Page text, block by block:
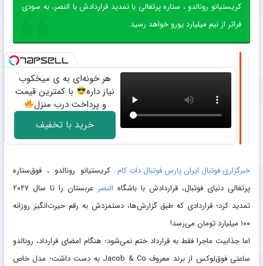
کریستیانو رونالدو ، ستاره پرتغالی با تمدید قراردادش با النصر، به سودی
فراتر از نیم میلیارد یورو خواهد رسید.
هر خونه‌ای به ی میخکوب
نیاز داره
با کمترین قیمت
و پرداخت درب منزل
خرید با تخفیف
خبرگزاری فوتبال ایران پارس فوتبال دات کام : کریستیانو رونالدو ، فوق‌ستاره
پرتغالی دنیای فوتبال، قراردادش با باشگاه النصر
عربستان را تا سال ۲۰۲۷
تمدید کرد؛ قراردادی که طبق گزارش‌ها، دستمزدش به رقم حیرت‌انگیز روزانه
۱۰۰ میلیارد تومان می‌رسد!
اما جذابیت ماجرا فقط به قرارداد ختم نمی‌شود؛ هنگام امضای قرارداد، رونالدو
ساعتی فوق‌لوکس از برند معروف Jacob & Co به دست داشت؛ مدل خاص